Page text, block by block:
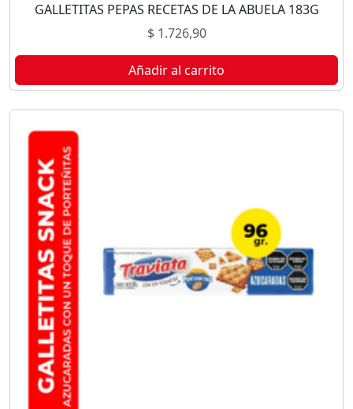
GALLETITAS PEPAS RECETAS DE LA ABUELA 183G
$1.726,90
Añadir al carrito